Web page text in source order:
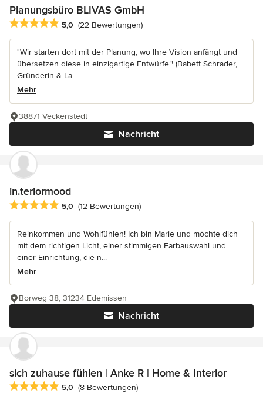
Planungsbüro BLIVAS GmbH
Durchschnittliche Bewertung: 5 von 5 Sternen
5,0 (22 Bewertungen)
"Wir starten dort mit der Planung, wo Ihre Vision anfängt und
übersetzen diese in einzigartige Entwürfe." (Babett Schrader,
Gründerin & La...
Mehr
Nachricht
38871 Veckenstedt
in.teriormood
Durchschnittliche Bewertung: 5 von 5 Sternen
5,0 (12 Bewertungen)
Reinkommen und Wohlfühlen! Ich bin Marie und möchte dich
mit dem richtigen Licht, einer stimmigen Farbauswahl und
einer Einrichtung, die n...
Mehr
Nachricht
Borweg 38, 31234 Edemissen
sich zuhause fühlen | Anke R | Home & Interior
Durchschnittliche Bewertung: 5 von 5 Sternen
5,0 (8 Bewertungen)